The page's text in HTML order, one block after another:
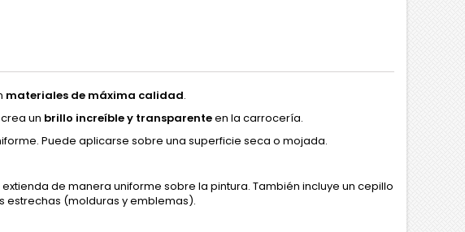
materiales de máxima calidad.
un brillo increíble y transparenteen la carrocería.
Puede aplicarse sobre una superficie seca o mojada.
de manera uniforme sobre la pintura. También incluye un cepillo
estrechas (molduras y emblemas).